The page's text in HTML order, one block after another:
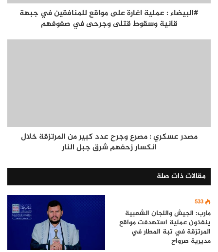
#البيضاء : عملية اغارة على مواقع للمنافقين في جبهة
قانية وسقوط قتلى وجرحى في صفوفهم
مصدر عسكري : مصرع وجرح عدد كبير من المرتزقة خلال
انكسار زحفهم شرق جبل النار
مقالات ذات صلة
533
مارب: الجيش واللجان الشعبية
ينفذون عملية استهدفت مواقع
المرتزقة في تبة المطار في
مديرية صرواح